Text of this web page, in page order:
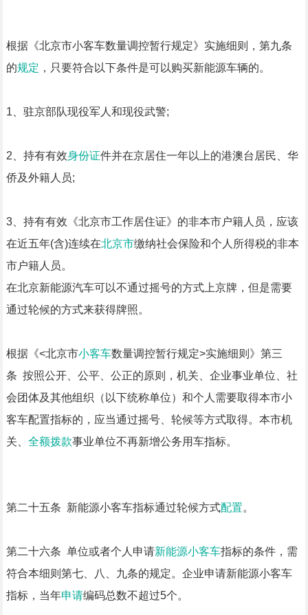
根据《北京市小客车数量调控暂行规定》实施细则，第九条
的规定 ，只要符合以下条件是可以购买新能源车辆的。
1、驻京部队现役军人和现役武警;
2、持有有效身份证件并在京居住一年以上的港澳台居民、华
侨及外籍人员;
3、持有有效《北京市工作居住证》的非本市户籍人员，应该
在近五年(含)连续在北京市缴纳社会保险和个人所得税的非本
市户籍人员。
在北京新能源汽车可以不通过摇号的方式上京牌，但是需要
通过轮候的方式来获得牌照。
根据《<北京市小客车数量调控暂行规定>实施细则》第三
条 按照公开、公平、公正的原则，机关、企业事业单位、社
会团体及其他组织（以下统称单位）和个人需要取得本市小
客车配置指标的，应当通过摇号、轮候等方式取得。本市机
关、 全额拨款事业单位不再新增公务用车指标。
第二十五条 新能源小客车指标通过轮候方式配置。
第二十六条 单位或者个人申请新能源小客车指标的条件，需
符合本细则第七、八、九条的规定。企业申请新能源小客车
指标，当年申请编码总数不超过5个。